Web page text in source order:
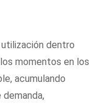
dentro
momentos en los
acumulando